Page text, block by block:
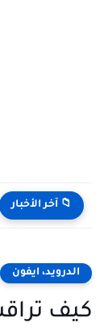
📁 آخر الأخبار
الدرويد، ايفون
كيف